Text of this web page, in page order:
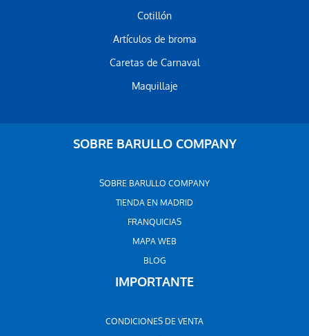
Cotillón
Artículos de broma
Caretas de Carnaval
Maquillaje
SOBRE BARULLO COMPANY
SOBRE BARULLO COMPANY
TIENDA EN MADRID
FRANQUICIAS
MAPA WEB
BLOG
IMPORTANTE
CONDICIONES DE VENTA